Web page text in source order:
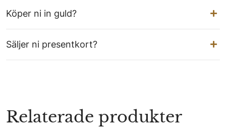
Köper ni in guld?
Säljer ni presentkort?
Relaterade produkter